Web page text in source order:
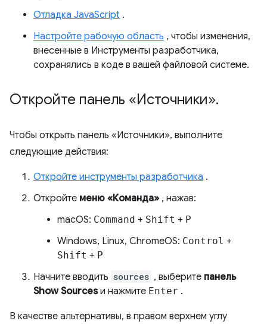
Отладка JavaScript .
Настройте рабочую область , чтобы изменения,
внесенные в Инструменты разработчика,
сохранялись в коде в вашей файловой системе.
Откройте панель «Источники».
Чтобы открыть панель «Источники», выполните
следующие действия:
Откройте инструменты разработчика .
Откройте меню «Команда» , нажав:
macOS: Command + Shift + P
Windows, Linux, ChromeOS: Control +
Shift + P
Начните вводить sources , выберите панель
Show Sourcesи нажмите Enter .
В качестве альтернативы, в правом верхнем углу